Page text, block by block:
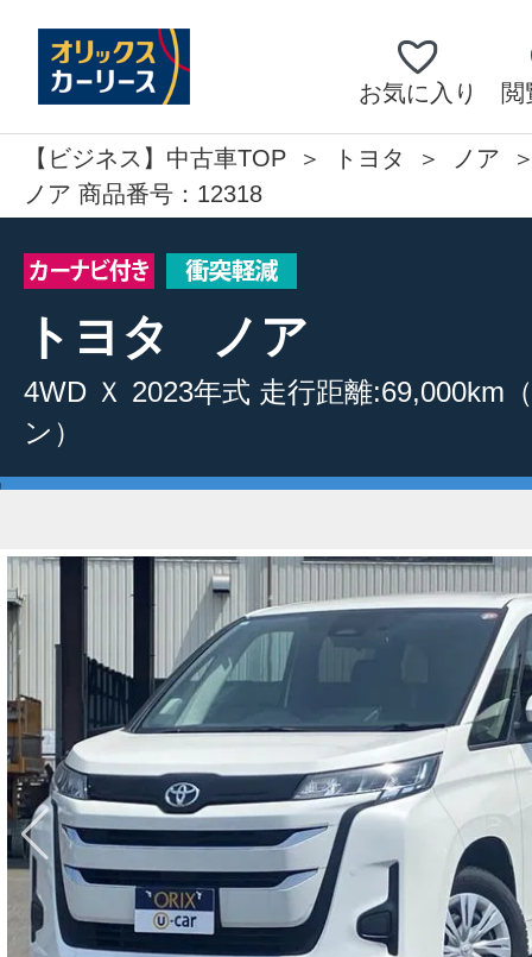
お気に入り 閲
【ビジネス】中古車TOP トヨタ
ノア
ノア 商品番号：12318
トヨタ ノア
4WD Ｘ 2023年式 走行距離:69,000km
ン）